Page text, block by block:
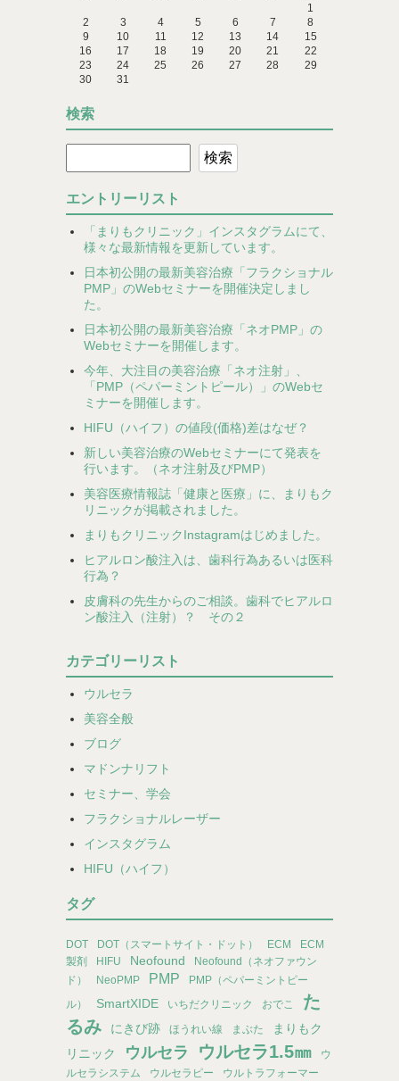
1
2
3 4 5 6 7
8
9
10 11 12 13 14
15
16
17 18 19 20 21
22
23
24 25 26 27 28
29
30
31
検索
エントリーリスト
「まりもクリニック」インスタグラムにて、
様々な最新情報を更新しています。
日本初公開の最新美容治療「フラクショナル
PMP」のWebセミナーを開催決定しまし
た。
日本初公開の最新美容治療「ネオPMP」の
Webセミナーを開催します。
今年、大注目の美容治療「ネオ注射」、
「PMP（ペパーミントピール）」のWebセ
ミナーを開催します。
HIFU（ハイフ）の値段(価格)差はなぜ？
新しい美容治療のWebセミナーにて発表を
行います。（ネオ注射及びPMP）
美容医療情報誌「健康と医療」に、まりもク
リニックが掲載されました。
まりもクリニックInstagramはじめました。
ヒアルロン酸注入は、歯科行為あるいは医科
行為？
皮膚科の先生からのご相談。歯科でヒアルロ
ン酸注入（注射）？ その２
カテゴリーリスト
ウルセラ
美容全般
ブログ
マドンナリフト
セミナー、学会
フラクショナルレーザー
インスタグラム
HIFU（ハイフ）
タグ
DOT DOT（スマートサイト・ドット） ECM
ECM
製剤
HIFU Neofound
Neofound（ネオファウン
ド）
NeoPMP PMP
PMP（ペパーミントピー
ル）
SmartXIDE いちだクリニック おでこ
た
るみ
にきび跡 ほうれい線 まぶた
まりもク
リニック
ウルセラ ウルセラ1.5㎜
ウ
ルセラシステム
ウルセラピー
ウルトラフォーマー